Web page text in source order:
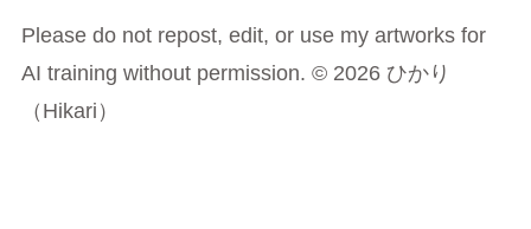
Please do not repost, edit, or use my artworks for
AI training without permission. © 2026 ひかり
（Hikari）